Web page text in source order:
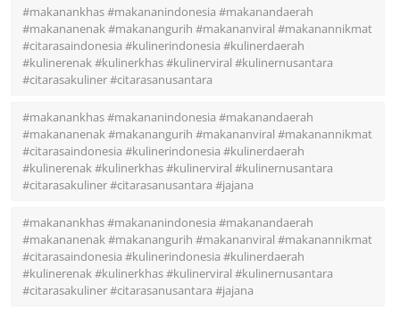
#makanankhas #makananindonesia #makanandaerah
#makananenak #makanangurih #makananviral #makanannikmat
#citarasaindonesia #kulinerindonesia #kulinerdaerah
#kulinerenak #kulinerkhas #kulinerviral #kulinernusantara
#citarasakuliner #citarasanusantara
#makanankhas #makananindonesia #makanandaerah
#makananenak #makanangurih #makananviral #makanannikmat
#citarasaindonesia #kulinerindonesia #kulinerdaerah
#kulinerenak #kulinerkhas #kulinerviral #kulinernusantara
#citarasakuliner #citarasanusantara #jajana
#makanankhas #makananindonesia #makanandaerah
#makananenak #makanangurih #makananviral #makanannikmat
#citarasaindonesia #kulinerindonesia #kulinerdaerah
#kulinerenak #kulinerkhas #kulinerviral #kulinernusantara
#citarasakuliner #citarasanusantara #jajana